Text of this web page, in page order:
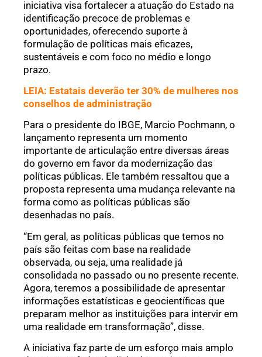
iniciativa visa fortalecer a atuação do Estado na
identificação precoce de problemas e
oportunidades, oferecendo suporte à
formulação de políticas mais eficazes,
sustentáveis e com foco no médio e longo
prazo.
LEIA: Estatais deverão ter 30% de mulheres nos
conselhos de administração
Para o presidente do IBGE, Marcio Pochmann, o
lançamento representa um momento
importante de articulação entre diversas áreas
do governo em favor da modernização das
políticas públicas. Ele também ressaltou que a
proposta representa uma mudança relevante na
forma como as políticas públicas são
desenhadas no país.
“Em geral, as políticas públicas que temos no
país são feitas com base na realidade
observada, ou seja, uma realidade já
consolidada no passado ou no presente recente.
Agora, teremos a possibilidade de apresentar
informações estatísticas e geocientíficas que
preparam melhor as instituições para intervir em
uma realidade em transformação”, disse.
A iniciativa faz parte de um esforço mais amplo